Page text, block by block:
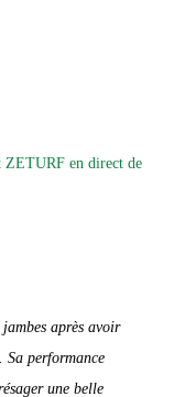
ZETURF en direct de
après avoir
Sa performance
une belle